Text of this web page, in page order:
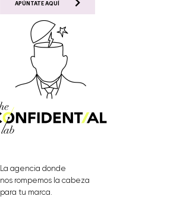
APÚNTATE AQUÍ
La agencia donde
nos rompemos la cabeza
para tu marca.